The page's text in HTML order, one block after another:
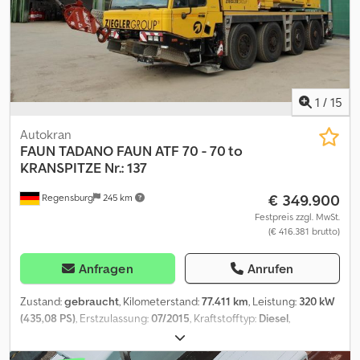
Druckschlauch für schnelllangriff seilich in den Fächern
Standheizung Lichtmast hinten AHK Kabine 4 Sitzplätze Blaulicht
Martinshorn Achskonfiguratuion 6x4 Diff Sperre vorne und
Hinten Guter Zustand. Fahrbereit.Reifen 90% Djdowitfropfx Alajck
Auf Wunsch gegen Aufpreis mit Neuabnahme und neuem TÜV.----
Tel.: E-Mail: josef. Standort: 97778 Fellen/Rengersbrunn
1 / 15
Regensburg 245 km
Autokran
FAUN TADANO FAUN ATF 70 - 70 to
KRANSPITZE Nr.: 137
€ 349.900
Festpreis zzgl. MwSt.
(€ 416.381 brutto)
Anfragen Anrufen
Zustand:gebraucht, Kilometerstand:77.411 km, Leistung: 320 kW
(435,08 PS), Erstzulassung:07/2015, Kraftstofftyp: Diesel,
, Achsen-Konfiguration:
Bremsen:Retarder, Farbe:Gelb, Getriebetyp:Automatisch,